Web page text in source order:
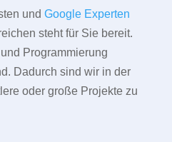
und Google Experten
steht für Sie bereit.
Programmierung
Dadurch sind wir in der
oder große Projekte zu